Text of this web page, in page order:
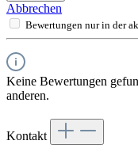
Abbrechen
Bewertungen nur in der
Keine Bewertungen
anderen.
Kontakt